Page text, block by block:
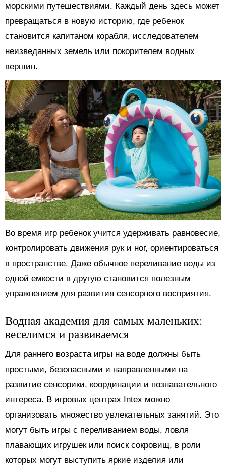
морскими путешествиями. Каждый день здесь может
превращаться в новую историю, где ребенок
становится капитаном корабля, исследователем
неизведанных земель или покорителем водных
вершин.
Во время игр ребенок учится удерживать равновесие,
контролировать движения рук и ног, ориентироваться
в пространстве. Даже обычное переливание воды из
одной емкости в другую становится полезным
упражнением для развития сенсорного восприятия.
Водная академия для самых маленьких:
веселимся и развиваемся
Для раннего возраста игры на воде должны быть
простыми, безопасными и направленными на
развитие сенсорики, координации и познавательного
интереса. В игровых центрах Intex можно
организовать множество увлекательных занятий. Это
могут быть игры с переливанием воды, ловля
плавающих игрушек или поиск сокровищ, в роли
которых могут выступить яркие изделия или